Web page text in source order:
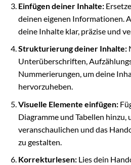
Einfügen deiner Inhalte:
deinen eigenen Informationen.
deine Inhalte klar, präzise und
Strukturierung deiner Inhalte:
Unterüberschriften,
Nummerierungen, um deine
hervorzuheben.
Visuelle Elemente einfügen:
Diagramme und Tabellen hinzu,
veranschaulichen und das
zu gestalten.
Korrekturlesen:Lies dein